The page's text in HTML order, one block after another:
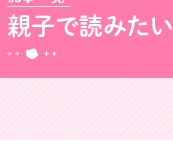
親子で読みたい